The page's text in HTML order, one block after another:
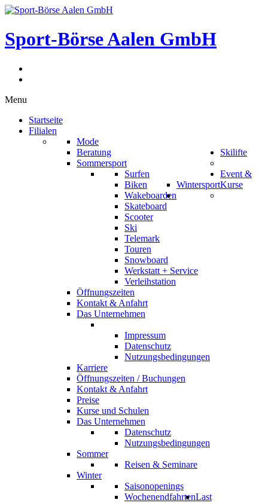
Sport-Börse Aalen GmbH
Menu
Startseite
Filialen
Mode
Beratung
Sommersport
Surfen
Biken
Wakeboarden
Skateboard
Scooter
Wintersport
Ski
Telemark
Touren
Snowboard
Werkstatt + Service
Verleihstation
Öffnungszeiten
Kontakt & Anfahrt
Das Unternehmen
Impressum
Datenschutz
Nutzungsbedingungen
Karriere
Skilifte
Öffnungszeiten / Buchungen
Kontakt & Anfahrt
Preise
Kurse und Schulen
Das Unternehmen
Datenschutz
Nutzungsbedingungen
Event &
Kurse
Sommer
Reisen & Seminare
Winter
Saisonopenings
WochenendfahrtenLast